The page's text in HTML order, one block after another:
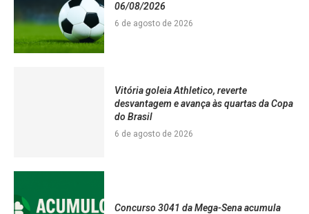
06/08/2026
6 de agosto de 2026
Vitória goleia Athletico, reverte
desvantagem e avança às quartas da Copa
do Brasil
6 de agosto de 2026
Concurso 3041 da Mega-Sena acumula